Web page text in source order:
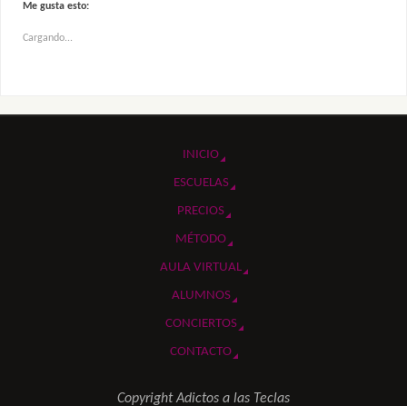
Me gusta esto:
Cargando...
INICIO
ESCUELAS
PRECIOS
MÉTODO
AULA VIRTUAL
ALUMNOS
CONCIERTOS
CONTACTO
Copyright Adictos a las Teclas